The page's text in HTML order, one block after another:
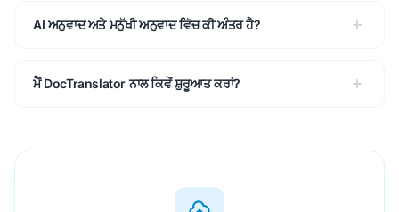
AI ਅਨੁਵਾਦ ਅਤੇ ਮਨੁੱਖੀ ਅਨੁਵਾਦ ਵਿੱਚ ਕੀ ਅੰਤਰ ਹੈ?
ਮੈਂ DocTranslator ਨਾਲ ਕਿਵੇਂ ਸ਼ੁਰੂਆਤ ਕਰਾਂ?